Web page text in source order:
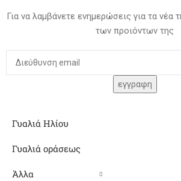
Για να λαμβάνετε ενημερώσεις για τα νέα
των προιόντων της
Γυαλιά Ηλίου
Γυαλιά οράσεως
Άλλα